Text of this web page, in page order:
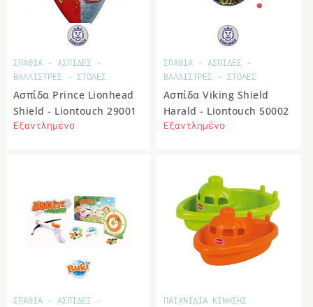
ΣΠΑΘΙΑ - ΑΣΠΙΔΕΣ -
ΒΑΛΛΙΣΤΡΕΣ - ΣΤΟΛΕΣ
Ασπίδα Prince Lionhead
Shield - Liontouch 29001
Εξαντλημένο
ΣΠΑΘΙΑ - ΑΣΠΙΔΕΣ -
ΒΑΛΛΙΣΤΡΕΣ - ΣΤΟΛΕΣ
Ασπίδα Viking Shield
Harald - Liontouch 50002
Εξαντλημένο
ΣΠΑΘΙΑ - ΑΣΠΙΔΕΣ -
ΠΑΙΧΝΙΔΙΑ ΚΙΝΗΣΗΣ